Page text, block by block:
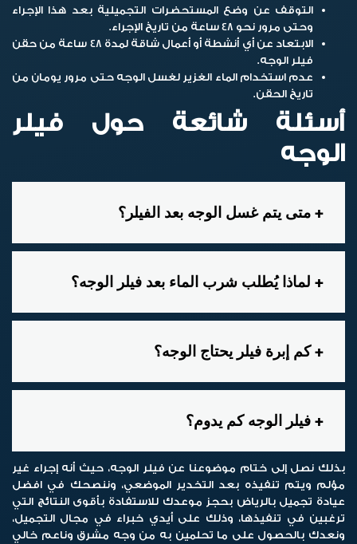
التوقف عن وضع المستحضرات التجميلية بعد هذا الإجراء
وحتى مرور نحو 48 ساعة من تاريخ الإجراء.
الابتعاد عن أي أنشطة أو أعمال شاقة لمدة 48 ساعة من حقن
فيلر الوجه.
عدم استخدام الماء الغزير لغسل الوجه حتى مرور يومان من
تاريخ الحقن.
أسئلة شائعة حول فيلر
الوجه
متى يتم غسل الوجه بعد الفيلر؟
لماذا يُطلب شرب الماء بعد فيلر الوجه؟
كم إبرة فيلر يحتاج الوجه؟
فيلر الوجه كم يدوم؟
بذلك نصل إلى ختام موضوعنا عن فيلر الوجه، حيث أنه إجراء غير
مؤلم ويتم تنفيذه بعد التخدير الموضعي، وننصحك في افضل
عيادة تجميل بالرياض بحجز موعدك للاستفادة بأقوى النتائج التي
ترغبين في تنفيذها، وذلك على أيدي خبراء في مجال التجميل،
ونعدك بالحصول على ما تحلمين به من وجه مشرق وناعم خالي